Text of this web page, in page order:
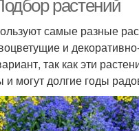
растений
самые разные
и
так как эти
могут долгие годы